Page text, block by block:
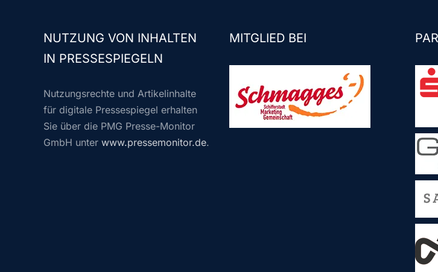
NUTZUNG VON INHALTEN
IN PRESSESPIEGELN
Nutzungsrechte und Artikelinhalte
für digitale Pressespiegel erhalten
Sie über die PMG Presse-Monitor
GmbH unter www.pressemonitor.de.
MITGLIED BEI